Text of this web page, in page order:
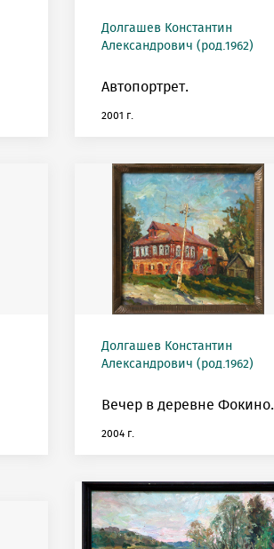
Долгашев Константин
Александрович (род.1962)
Автопортрет.
2001 г.
Долгашев Константин
Александрович (род.1962)
Вечер в деревне Фокино.
2004 г.